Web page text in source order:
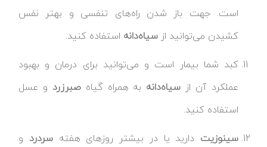
است. جهت باز شدن راه‌های تنفسی و بهتر نفس
کشیدن می‌توانید از سیاه‌دانه استفاده کنید.
کبد شما بیمار است و می‌توانید برای درمان و بهبود
عملکرد آن از سیاه‌دانه به همراه گیاهصبرزرد و عسل
استفاده کنید.
سینوزیت دارید یا در بیشتر روزهای هفتهسردرد و